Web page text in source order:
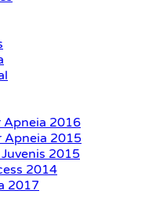
Apneia 2016
Apneia 2015
2015
2014
2017